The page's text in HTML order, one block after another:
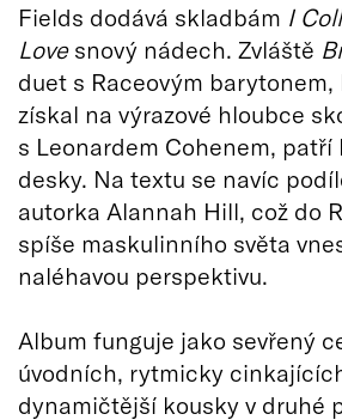
Fields dodává skladbám I
Lovesnový nádech. Zvláště
duet s Raceovým
získal na výrazové hloubce
s Leonardem Cohenem, patří
desky. Na textu se navíc
autorka Alannah Hill, což do
spíše maskulinního světa
naléhavou perspektivu.
Album funguje jako sevřený
úvodních, rytmicky
dynamičtější kousky v druhé